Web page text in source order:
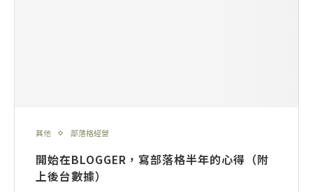
其他 部落格經營
開始在BLOGGER，寫部落格半年的心得（附
上後台數據）